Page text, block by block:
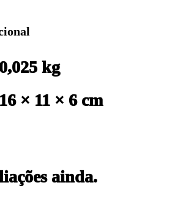
0,025 kg
16 × 11 × 6 cm
ainda.